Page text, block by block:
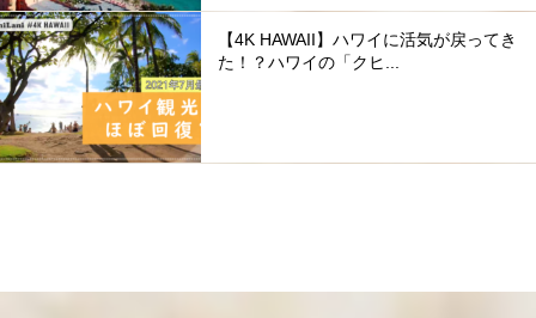
【4K HAWAII】ハワイに活気が戻ってき
た！？ハワイの「クヒ...